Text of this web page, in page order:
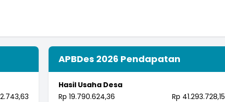
APBDes 2026 Pendapatan
Hasil Usaha Desa
Rp 19.790.624,36
Rp 41.293.728,15